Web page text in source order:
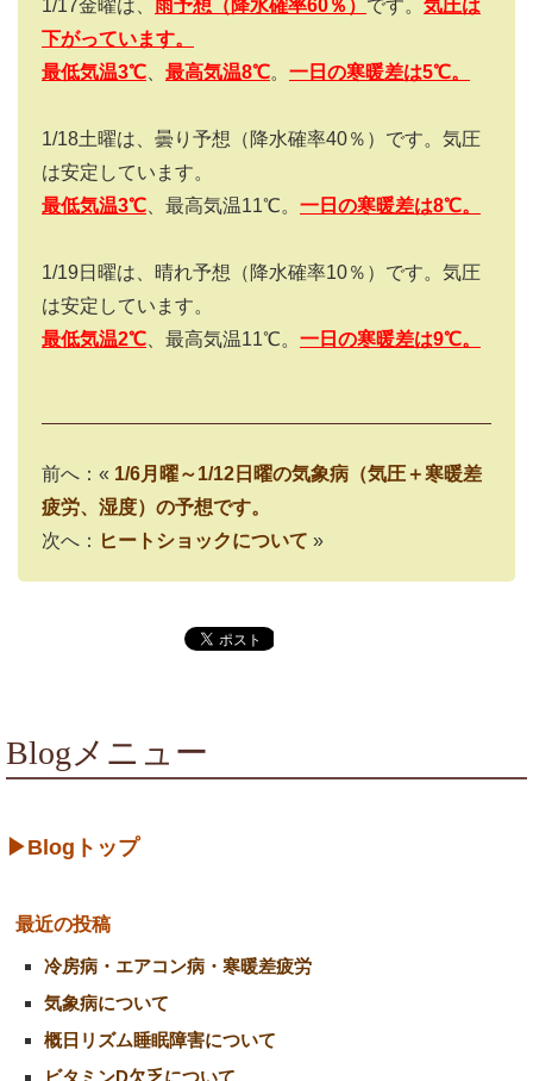
1/17金曜は、 雨予想（降水確率60％） です。 気圧は
下がっています。
最低気温3℃ 最高気温8℃。 一日の寒暖差は5℃。
1/18土曜は、曇り予想（降水確率40％）です。気圧
は安定しています。
最低気温3℃ 、最高気温11℃。 一日の寒暖差は8℃。
1/19 日曜は、晴れ予想（降水確率10％）です。気圧
は安定しています。
最低気温2℃ 、最高気温11℃。 一日の寒暖差は9℃。
前へ：« 1/6月曜～1/12日曜の気象病（気圧＋寒暖差
疲労、湿度）の予想です。
次へ： ヒートショックについて »
Blogメニュー
▶Blogトップ
最近の投稿
冷房病・エアコン病・寒暖差疲労
気象病について
概日リズム睡眠障害について
ビタミンD欠乏について